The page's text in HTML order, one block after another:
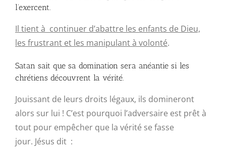
l’exercent.
Il tient à continuer d’abattre les enfants de Dieu,
les frustrant et les manipulant à volonté.
Satan sait que sa domination sera anéantie si les
chrétiens découvrent la vérité.
Jouissant de leurs droits légaux, ils domineront
alors sur lui ! C’est pourquoi l’adversaire est prêt à
tout pour empêcher que la vérité se fasse
jour. Jésus dit :